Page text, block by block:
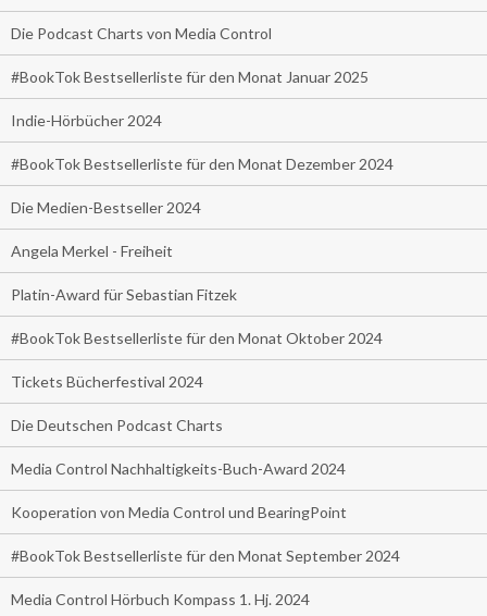
Die Podcast Charts von Media Control
#BookTok Bestsellerliste für den Monat Januar 2025
Indie-Hörbücher 2024
#BookTok Bestsellerliste für den Monat Dezember 2024
Die Medien-Bestseller 2024
Angela Merkel - Freiheit
Platin-Award für Sebastian Fitzek
#BookTok Bestsellerliste für den Monat Oktober 2024
Tickets Bücherfestival 2024
Die Deutschen Podcast Charts
Media Control Nachhaltigkeits-Buch-Award 2024
Kooperation von Media Control und BearingPoint
#BookTok Bestsellerliste für den Monat September 2024
Media Control Hörbuch Kompass 1. Hj. 2024